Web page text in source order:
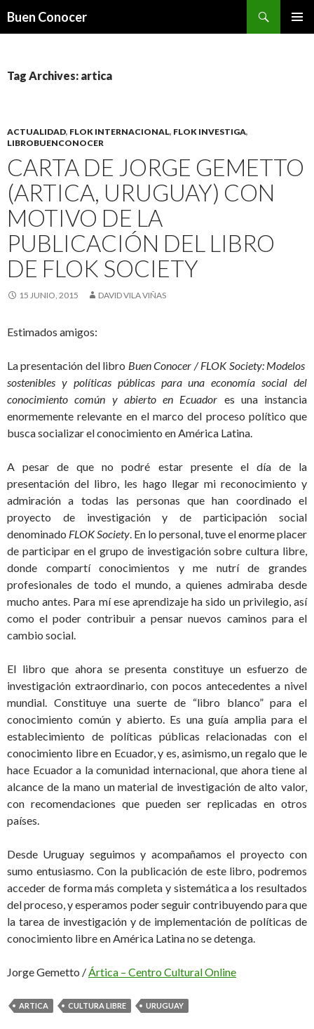
Buen Conocer
Tag Archives: artica
ACTUALIDAD, FLOK INTERNACIONAL, FLOK INVESTIGA,
LIBROBUENCONOCER
CARTA DE JORGE GEMETTO
(ARTICA, URUGUAY) CON
MOTIVO DE LA
PUBLICACIÓN DEL LIBRO
DE FLOK SOCIETY
15 JUNIO, 2015 DAVID VILA VIÑAS
Estimados amigos:
La presentación del libro Buen Conocer / FLOK Society: Modelos
sostenibles y políticas públicas para una economía social del
conocimiento común y abierto en Ecuador es una instancia
enormemente relevante en el marco del proceso político que
busca socializar el conocimiento en América Latina.
A pesar de que no podré estar presente el día de la
presentación del libro, les hago llegar mi reconocimiento y
admiración a todas las personas que han coordinado el
proyecto de investigación y de participación social
denominado FLOK Society. En lo personal, tuve el enorme placer
de participar en el grupo de investigación sobre cultura libre,
donde compartí conocimientos y me nutrí de grandes
profesionales de todo el mundo, a quienes admiraba desde
mucho antes. Para mí ese aprendizaje ha sido un privilegio, así
como el poder contribuir a pensar nuevos caminos para el
cambio social.
El libro que ahora se presenta constituye un esfuerzo de
investigación extraordinario, con pocos antecedentes a nivel
mundial. Constituye una suerte de “libro blanco” para el
conocimiento común y abierto. Es una guía amplia para el
establecimiento de políticas públicas relacionadas con el
conocimiento libre en Ecuador, y es, asimismo, un regalo que le
hace Ecuador a la comunidad internacional, que ahora tiene al
alcance de la mano un material de investigación de alto valor,
con recomendaciones que pueden ser replicadas en otros
países.
Desde Uruguay seguimos y acompañamos el proyecto con
sumo entusiasmo. Con la publicación de este libro, podremos
acceder de forma más completa y sistemática a los resultados
del proceso, y esperamos poder seguir contribuyendo para que
la tarea de investigación y de implementación de políticas de
conocimiento libre en América Latina no se detenga.
Jorge Gemetto /Ártica – Centro Cultural Online
ARTICA CULTURA LIBRE URUGUAY